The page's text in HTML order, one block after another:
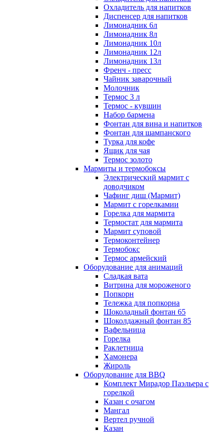
Охладитель для напитков
Диспенсер для напитков
Лимонадник 6л
Лимонадник 8л
Лимонадник 10л
Лимонадник 12л
Лимонадник 13л
Френч - пресс
Чайник заварочный
Молочник
Термос 3 л
Термос - кувшин
Набор бармена
Фонтан для вина и напитков
Фонтан для шампанского
Турка для кофе
Ящик для чая
Термос золото
Мармиты и термобоксы
Электрический мармит с
доводчиком
Чафинг диш (Мармит)
Мармит с горелкамии
Горелка для мармита
Термостат для мармита
Мармит суповой
Термоконтейнер
Термобокс
Термос армейский
Оборудование для анимаций
Сладкая вата
Витрина для мороженого
Попкорн
Тележка для попкорна
Шоколадный фонтан 65
Шоколдажный фонтан 85
Вафельница
Горелка
Раклетница
Хамонера
Жироль
Оборудование для BBQ
Комплект Мирадор Паэльера с
горелкой
Казан с очагом
Мангал
Вертел ручной
Казан